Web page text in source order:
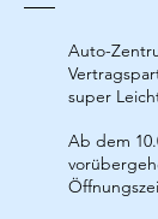
Auto-
super
Ab dem